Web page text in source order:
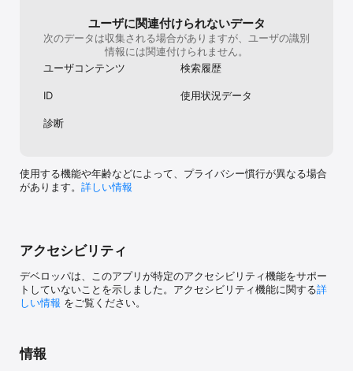
- 設定画面から制限解除してください。
■広告が邪魔なんだが。。。
- 画面を触らずに数秒放置すると自動的に消えます。
- 完全に消したい場合は設定画面から制限解除。
※無料利用の場合、登録できるインスタンス数は3個までです。
Twitter : https://twitter.com/takeyasu
そのほか、問題が発生する場合は次の情報をお知らせいただけると
幸いです。
- iPhone/iPad の機種
ユーザに関連付けられないデータ
次のデータは収集される場合がありますが、ユーザの識別
情報には関連付けられません。
ユーザコンテンツ
検索履歴
ID 使用状況データ
診断
使用する機能や年齢などによって、プライバシー慣行が異なる場合
があります。 詳しい情報
アクセシビリティ
デベロッパは、このアプリが特定のアクセシビリティ機能をサポー
トしていないことを示しました。アクセシビリティ機能に関する詳
しい情報 をご覧ください。
情報